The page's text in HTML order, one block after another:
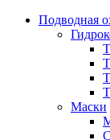
Подводная
Маски